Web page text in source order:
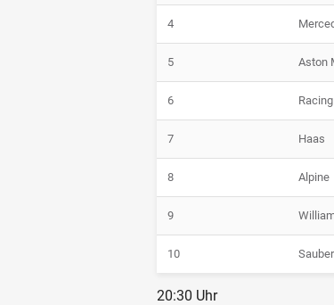
4
5 Aston
6
7 Haas
8 Alpine
9
10 Sauber
20:30 Uhr